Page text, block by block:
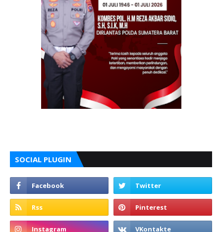
SOCIAL PLUGIN